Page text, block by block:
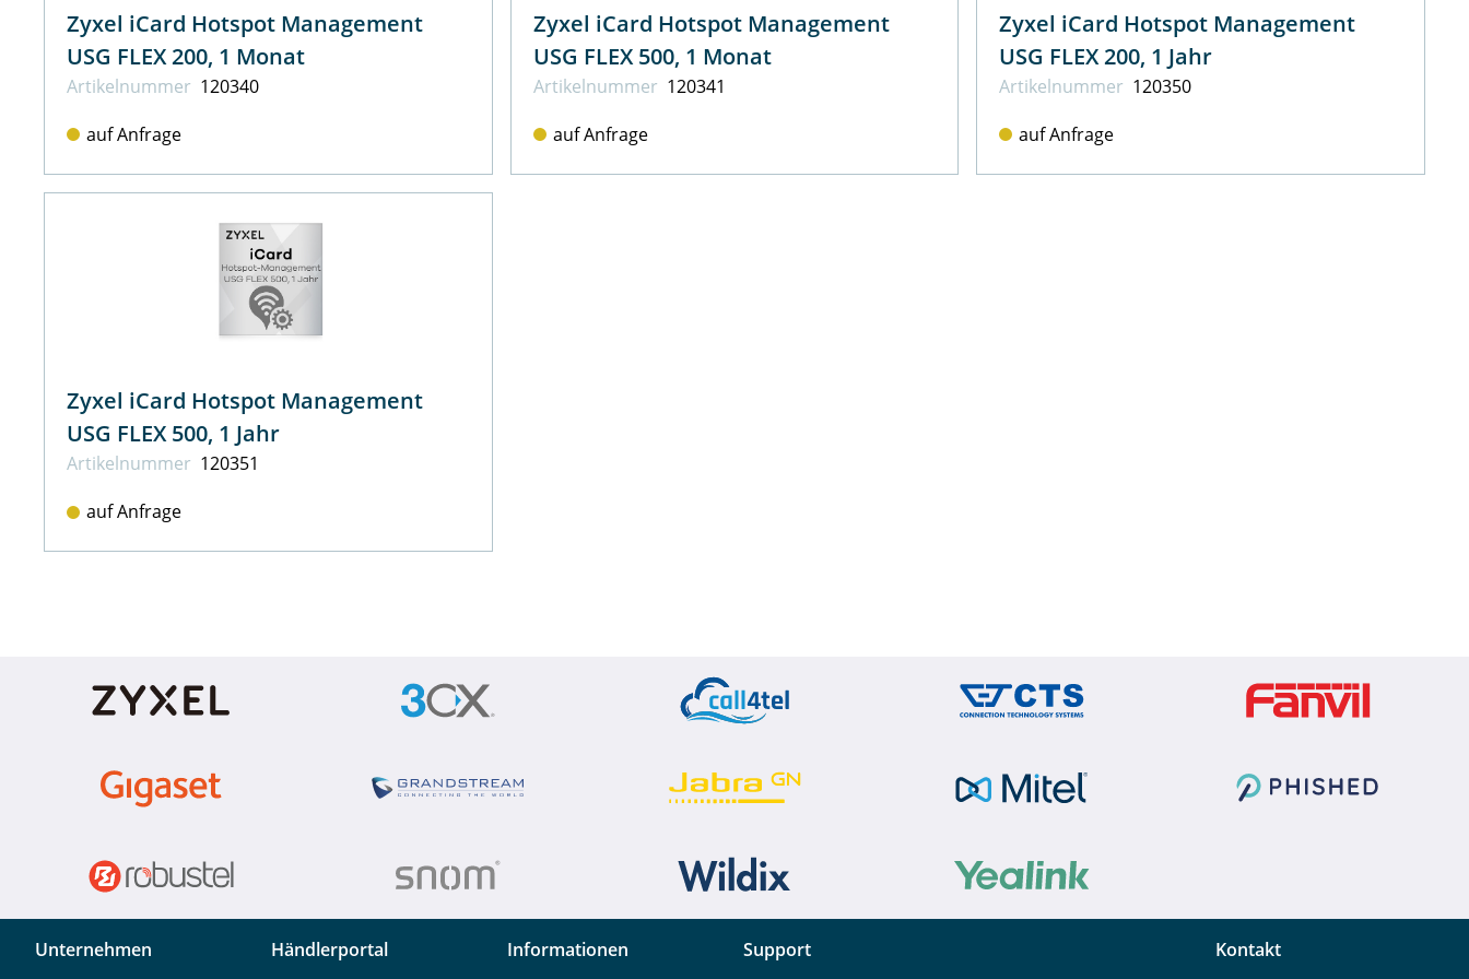
Zyxel iCard Hotspot Management
USG FLEX 200, 1 Monat
Artikel­nummer 120340
auf Anfrage
Zyxel iCard Hotspot Management
USG FLEX 500, 1 Monat
Artikel­nummer 120341
auf Anfrage
Zyxel iCard Hotspot Management
USG FLEX 200, 1 Jahr
Artikel­nummer 120350
auf Anfrage
Zyxel iCard Hotspot Management
USG FLEX 500, 1 Jahr
Artikel­nummer 120351
auf Anfrage
Unternehmen Händlerportal Informationen Support Kontakt